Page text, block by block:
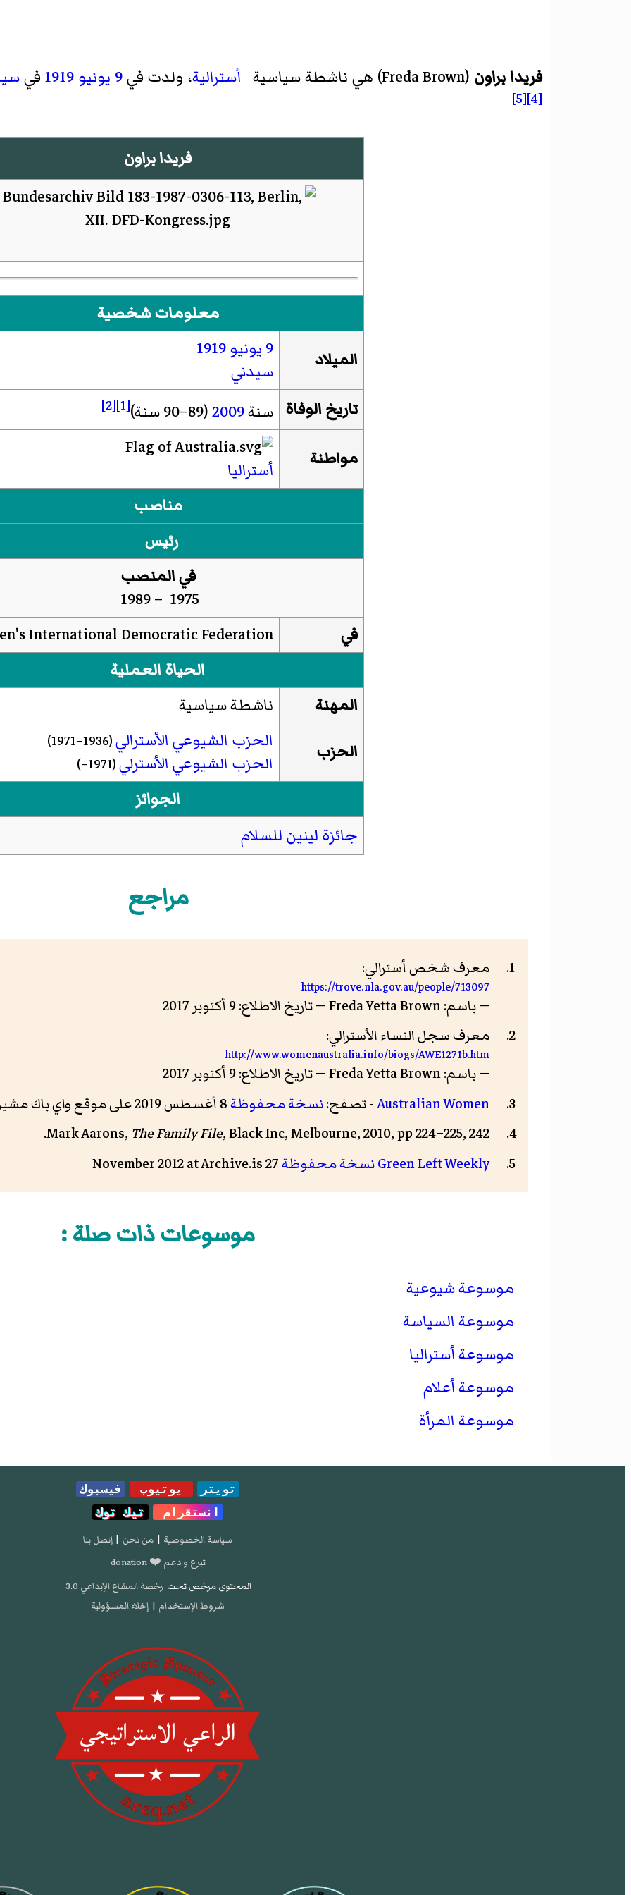
فريدا براون (
Freda Brown)‏ هي ناشطة سياسية أسترالية، ولدت في9 يونيو 1919 في
[4]
[5]
فريدا براون
معلومات شخصية
الميلاد
9 يونيو
1919
سيدني
تاريخ الوفاة سنة2009(89–90 سنة) [1]
[2]
مواطنة
أستراليا
مناصب
رئيس
في المنصب
1975 – 1989
في
International Democratic Federation
الحياة العملية
المهنة
ناشطة سياسية
الحزب
الحزب الشيوعي الأسترالي(1936–1971)
الحزب الشيوعي الأسترلي(1971–)
الجوائز
جائزة لينين للسلام
مراجع
معرف شخص أسترالي:
https://trove.nla.gov.au/people/713097
— باسم: Freda Yetta Brown — تاريخ الاطلاع: 9 أكتوبر 2017
معرف سجل النساء الأسترالي:
http://www.womenaustralia.info/biogs/AWE1271b.htm
— باسم: Freda Yetta Brown — تاريخ الاطلاع: 9 أكتوبر 2017
Australian Women- تصفح:نسخة محفوظة
Mark Aarons, The Family File, Black Inc, Melbourne, 2010, pp 224–225, 242.
Green Left Weeklyنسخة محفوظة Archive.is
موسوعات ذات صلة :
موسوعة شيوعية
موسوعة السياسة
موسوعة أستراليا
موسوعة أعلام
موسوعة المرأة
تويتر يوتيوب
فيسبوك
انستقرام
تيك توك
سياسة الخصوصية | من نحن | إتصل بنا
تبرع و دعم ❤️ donation
المحتوى مرخص تحت رخصة المشاع الإبداعي 3.0
شروط الإستخدام | إخلاء المسؤولية